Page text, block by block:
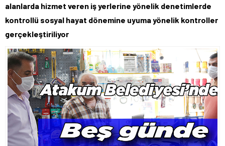
alanlarda hizmet veren iş yerlerine yönelik denetimlerde
kontrollü sosyal hayat dönemine uyuma yönelik kontroller
gerçekleştiriliyor